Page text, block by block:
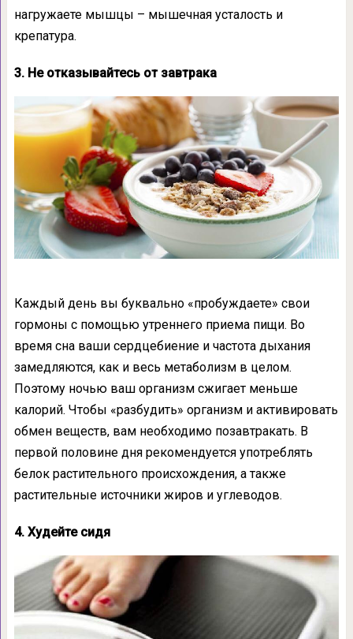
нагружаете мышцы – мышечная усталость и
крепатура.
3. Не отказывайтесь от завтрака
Каждый день вы буквально «пробуждаете» свои
гормоны с помощью утреннего приема пищи. Во
время сна ваши сердцебиение и частота дыхания
замедляются, как и весь метаболизм в целом.
Поэтому ночью ваш организм сжигает меньше
калорий. Чтобы «разбудить» организм и активировать
обмен веществ, вам необходимо позавтракать. В
первой половине дня рекомендуется употреблять
белок растительного происхождения, а также
растительные источники жиров и углеводов.
4. Худейте сидя